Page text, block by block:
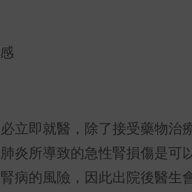
立即就醫，除了接受藥物
炎所導致的急性腎損傷是可
病的風險，因此出院後醫